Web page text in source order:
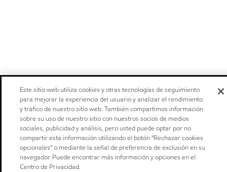
Este sitio web utiliza cookies y otras tecnologías de seguimiento
para mejorar la experiencia del usuario y analizar el rendimiento
y tráfico de nuestro sitio web. También compartimos información
sobre su uso de nuestro sitio con nuestros socios de medios
sociales, publicidad y análisis, pero usted puede optar por no
compartir esta información utilizando el botón "Rechazar cookies
opcionales" o mediante la señal de preferencia de exclusión en su
navegador. Puede encontrar más información y opciones en el
Centro de Privacidad.